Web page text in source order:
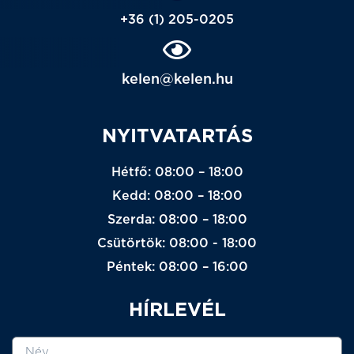
+36 (1) 205-0205
kelen@kelen.hu
NYITVATARTÁS
Hétfő: 08:00 – 18:00
Kedd: 08:00 – 18:00
Szerda: 08:00 – 18:00
Csütörtök: 08:00 - 18:00
Péntek: 08:00 – 16:00
HÍRLEVÉL